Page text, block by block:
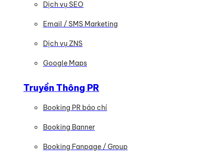
Dịch vụ SEO
Email / SMS Marketing
Dịch vụ ZNS
Google Maps
Truyền Thông PR
Booking PR báo chí
Booking Banner
Booking Fanpage / Group